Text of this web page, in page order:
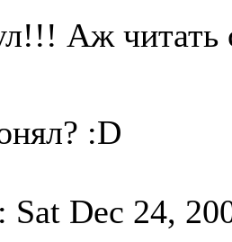
Аж читать
:D
Sat Dec 24,